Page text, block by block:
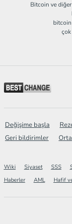
Bitcoin ve
çok
Değişime başla
Geri bildirimler
Wiki Siyaset SSS
Haberler
AML Hafif